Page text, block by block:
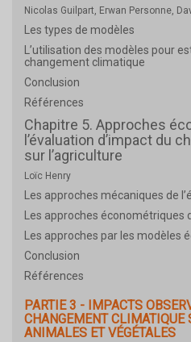
Nicolas Guilpart, Erwan Personne,
Les types de modèles
L’utilisation des modèles pour
changement climatique
Conclusion
Références
Chapitre 5. Approches
l’évaluation d’impact du
sur l’agriculture
Loïc Henry
Les approches mécaniques de
Les approches économétriques
Les approches par les modèles
Conclusion
Références
PARTIE 3 - IMPACTS
CHANGEMENT CLIMATIQUE
ANIMALES ET VÉGÉTALES